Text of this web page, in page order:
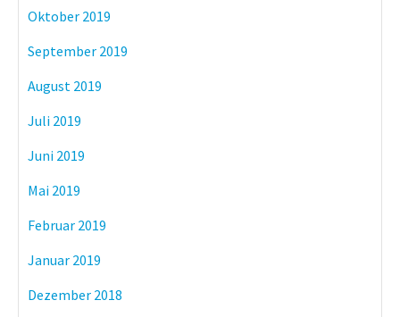
Oktober 2019
September 2019
August 2019
Juli 2019
Juni 2019
Mai 2019
Februar 2019
Januar 2019
Dezember 2018